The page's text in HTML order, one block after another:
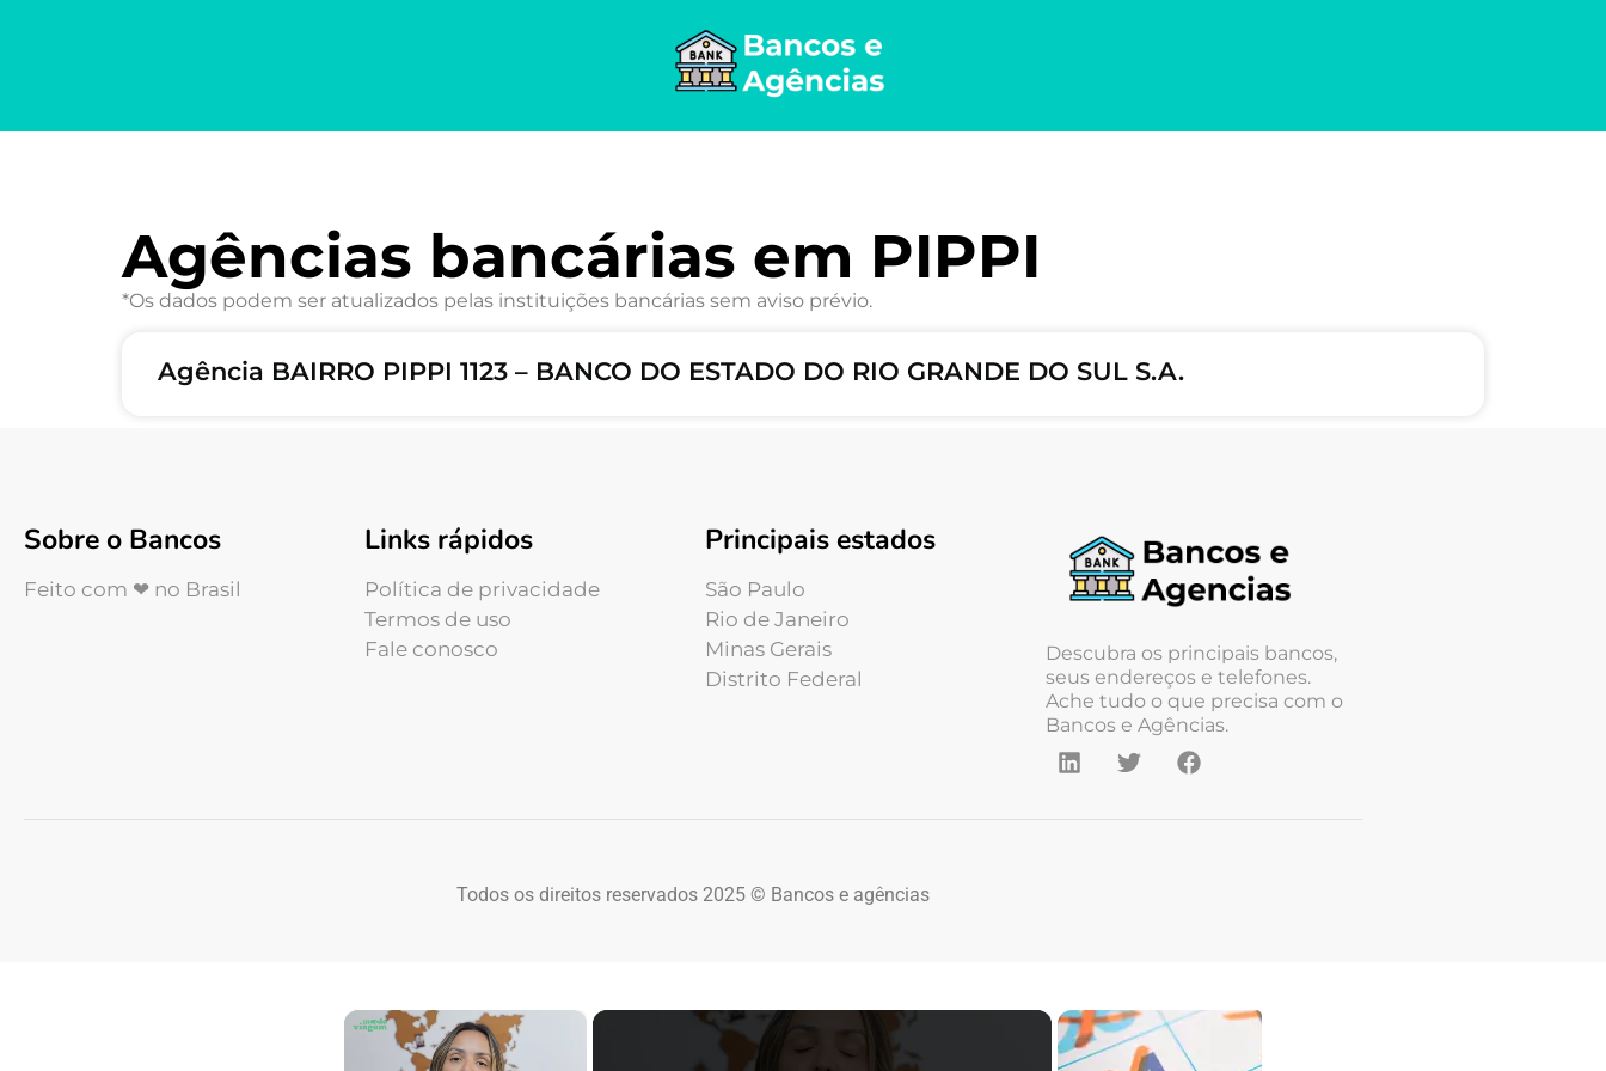
Agências bancárias em PIPPI
*Os dados podem ser atualizados pelas instituições bancárias sem aviso prévio.
Agência BAIRRO PIPPI 1123 – BANCO DO ESTADO DO RIO GRANDE DO SUL S.A.
Sobre o Bancos
Feito com ❤ no Brasil
Links rápidos
Política de privacidade
Termos de uso
Fale conosco
Principais estados
São Paulo
Rio de Janeiro
Minas Gerais
Distrito Federal
Descubra os principais bancos,
seus endereços e telefones.
Ache tudo o que precisa com o
Bancos e Agências.
Todos os direitos reservados 2025 © Bancos e agências
×